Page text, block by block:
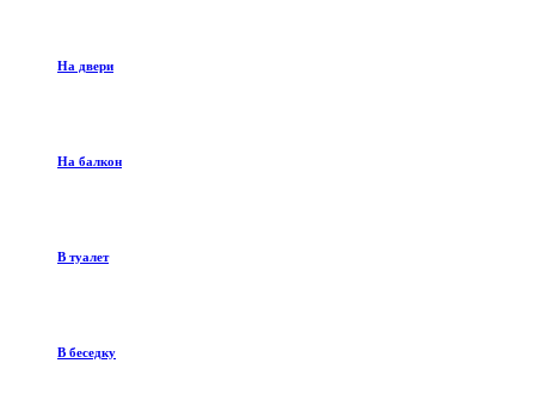
На двери
На балкон
В туалет
В беседку